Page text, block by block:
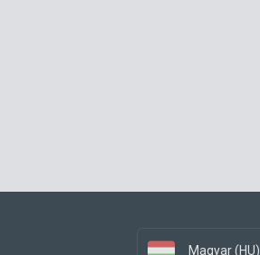
Magyar (HU)